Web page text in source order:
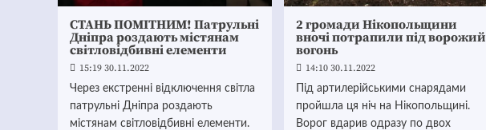
СТАНЬ ПОМІТНИМ! Патрульні
Дніпра роздають містянам
світловідбивні елементи
15:19 30.11.2022
Через екстренні відключення світла
патрульні Дніпра роздають
містянам світловідбивні елементи.
2 громади Нікопольщини
вночі потрапили під ворожий
вогонь
14:10 30.11.2022
Під артилерійськими снарядами
пройшла ця ніч на Нікопольщині.
Ворог вдарив одразу по двох